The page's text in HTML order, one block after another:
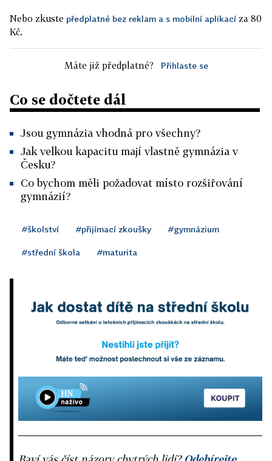
Nebo zkuste předplatné bez reklam a s mobilní aplikací za 80
Kč.
Máte již předplatné? Přihlaste se
Co se dočtete dál
Jsou gymnázia vhodná pro všechny?
Jak velkou kapacitu mají vlastně gymnázia v
Česku?
Co bychom měli požadovat místo rozšiřování
gymnázií?
#školství #přijímací zkoušky #gymnázium
#střední škola #maturita